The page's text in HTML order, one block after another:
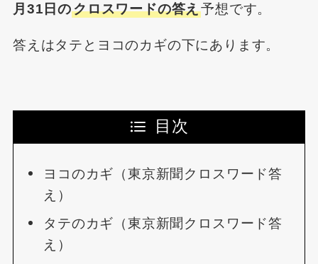
月31日のクロスワードの答え予想です。
答えはタテとヨコのカギの下にあります。
目次
ヨコのカギ（東京新聞クロスワード答
え）
タテのカギ（東京新聞クロスワード答
え）